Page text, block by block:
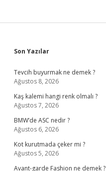
Sidebar
Son Yazılar
Tevcih buyurmak ne demek ?
Ağustos 8, 2026
Kaş kalemi hangi renk olmalı ?
Ağustos 7, 2026
BMW’de ASC nedir ?
Ağustos 6, 2026
Kot kurutmada çeker mi ?
Ağustos 5, 2026
Avant-garde Fashion ne demek ?